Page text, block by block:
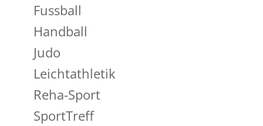
Fussball
Handball
Judo
Leichtathletik
Reha-Sport
SportTreff